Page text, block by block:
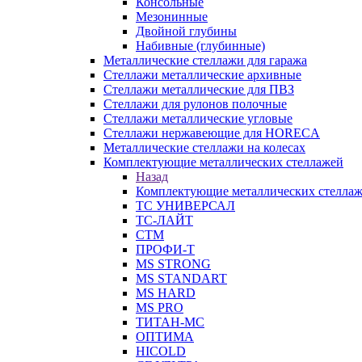
Мезонинные
Двойной глубины
Набивные (глубинные)
Металлические стеллажи для гаража
Стеллажи металлические архивные
Стеллажи металлические для ПВЗ
Стеллажи для рулонов полочные
Стеллажи металлические угловые
Стеллажи нержавеющие для HORECA
Металлические стеллажи на колесах
Комплектующие металлических стеллажей
Назад
Комплектующие металлических
ТС УНИВЕРСАЛ
ТС-ЛАЙТ
СТМ
ПРОФИ-Т
MS STRONG
MS STANDART
MS HARD
MS PRO
ТИТАН-МС
ОПТИМА
HICOLD